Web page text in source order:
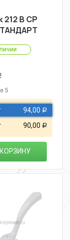
212 В СР
5
94,00 Р
90,00 Р